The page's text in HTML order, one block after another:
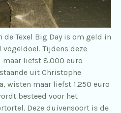
Texel Big Day is om geld in
vogeldoel. Tijdens deze
liefst 8.000 euro
uit Christophe
wisten maar liefst 1.250 euro
besteed voor het
Deze duivensoort is de